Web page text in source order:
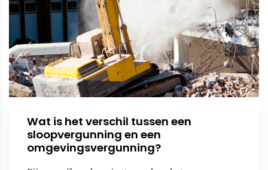
Wat is het verschil tussen een
sloopvergunning en een
omgevingsvergunning?